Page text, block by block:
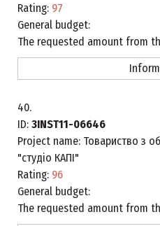
Rating: 97
General budget:
The requested amount from
40.
ID: 3INST11-06646
Project name: Товариство з
"студіо КАПІ"
Rating: 96
General budget:
The requested amount from